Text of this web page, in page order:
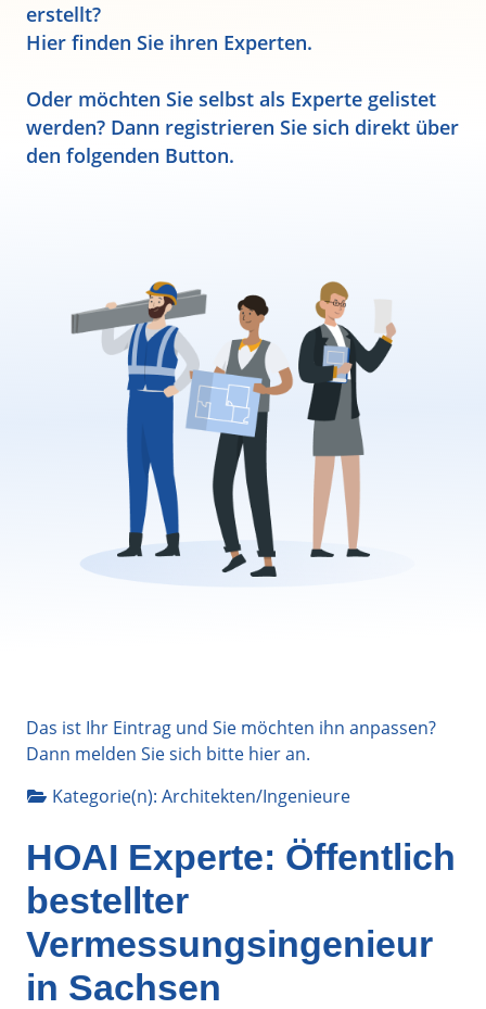
erstellt?
Hier finden Sie ihren Experten.
Oder möchten Sie selbst als Experte gelistet
werden? Dann registrieren Sie sich direkt über
den folgenden Button.
Das ist Ihr Eintrag und Sie möchten ihn anpassen?
Dann melden Sie sich bitte hieran.
Kategorie(n): Architekten/Ingenieure
HOAI Experte: Öffentlich
bestellter
Vermessungsingenieur
in Sachsen